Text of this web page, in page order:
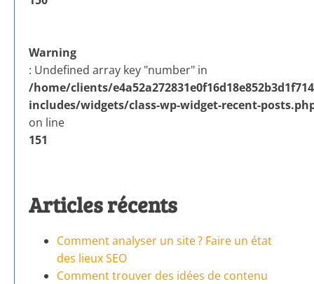
Warning
: Undefined array key "number" in
/home/clients/
includes/widgets/class-wp-widget-recent-
on line
151
Articles récents
Comment analyser un site ? Faire un état
des lieux SEO
Comment trouver des idées de contenu